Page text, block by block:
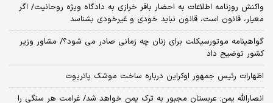
واکنش روزنامه اطلاعات به احضار باقر خرازی به دادگاه ویژه روحانیت/ اگر
معیار، قانون است، قانون نباید خودی و غیرخودی بشناسد
گواهینامه موتورسیکلت برای زنان چه زمانی صادر می شود؟/ مشاور وزیر
کشور توضیح داد
اظهارات رئیس جمهور اوکراین درباره ساخت موشک پاتریوت
انصارالله یمن: عربستان مجبور به ترک یمن خواهد شد/ غرامت هر سنگی را